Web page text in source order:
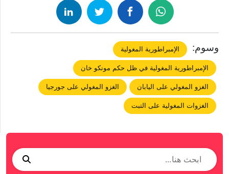
وسوم: الإمبراطورية المغولية
الإمبراطورية المغولية في ظل حكم مونكو خان
الغزو المغولي على اليابان الغزو المغولي على جورجيا
الغزوات المغولية على التبت